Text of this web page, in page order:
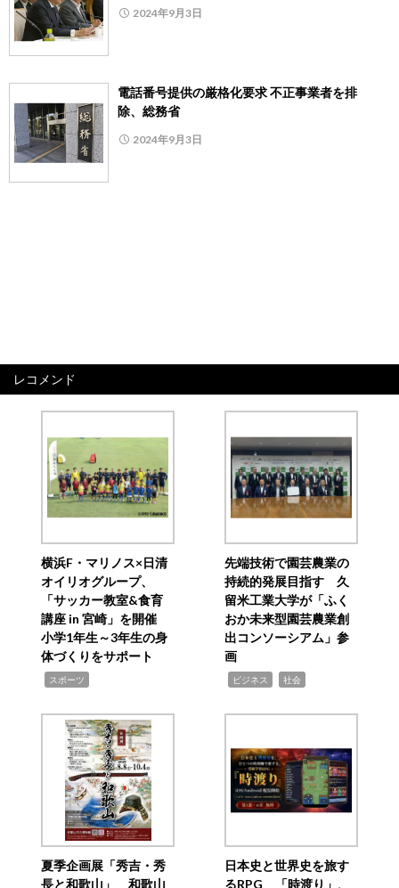
2024年9月3日
電話番号提供の厳格化要求 不正事業者を排
除、総務省
2024年9月3日
レコメンド
横浜F・マリノス×日清
オイリオグループ、
「サッカー教室&食育
講座 in 宮崎」を開催
小学1年生～3年生の身
体づくりをサポート
スポーツ
先端技術で園芸農業の
持続的発展目指す 久
留米工業大学が「ふく
おか未来型園芸農業創
出コンソーシアム」参
画
ビジネス 社会
夏季企画展「秀吉・秀
長と和歌山」 和歌山
日本史と世界史を旅す
るRPG 「時渡り」、